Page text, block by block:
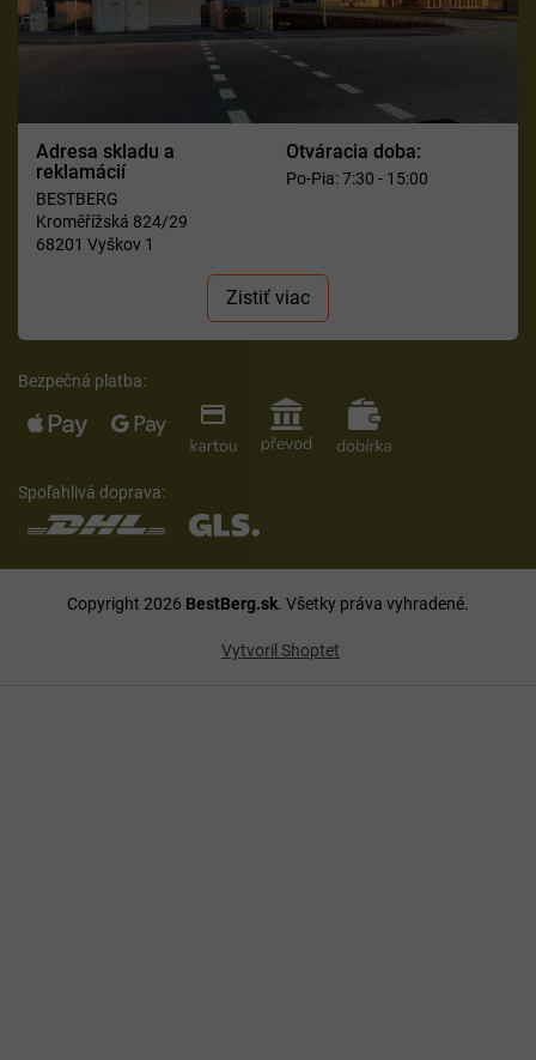
Adresa skladu a
reklamácií
BESTBERG
Kroměřížská 824/29
68201 Vyškov 1
Otváracia doba:
Po-Pia: 7:30 - 15:00
Zistiť viac
Bezpečná platba:
Spoľahlivá doprava:
Vytvoril Shoptet
Copyright 2026 BestBerg.sk. Všetky práva vyhradené.